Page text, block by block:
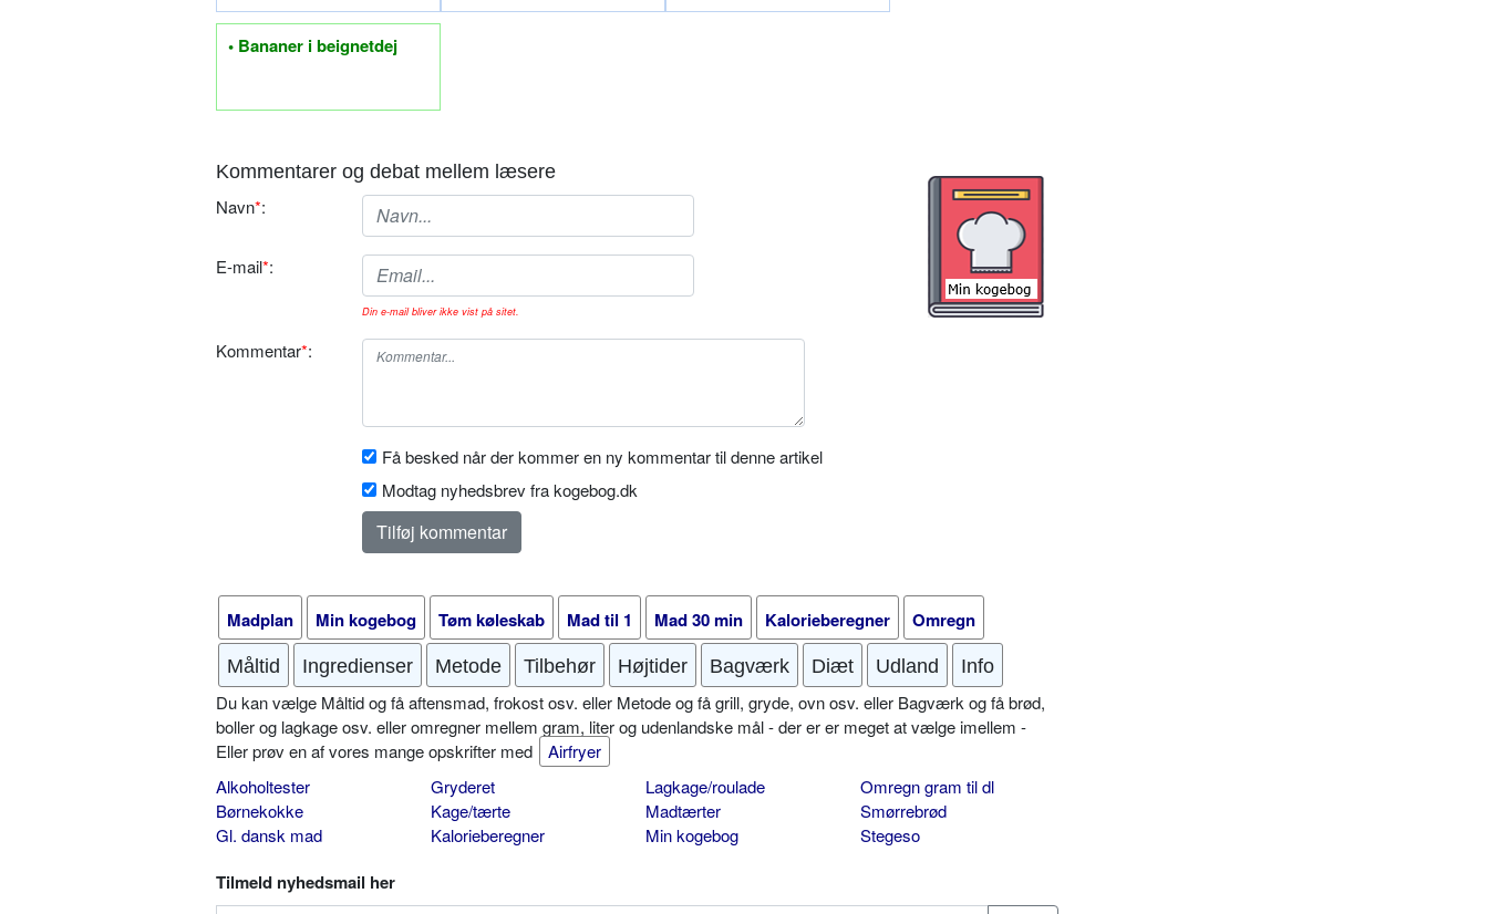
• Bananer i beignetdej
Kommentarer og debat mellem læsere
Navn*:
E-mail*:
Din e-mail bliver ikke vist på sitet.
Kommentar*:
Få besked når der kommer en ny kommentar til denne artikel
Modtag nyhedsbrev fra kogebog.dk
Madplan Min kogebog Tøm køleskab Mad til 1 Mad 30 min Kalorieberegner Omregn
Måltid Ingredienser Metode Tilbehør Højtider Bagværk Diæt Udland Info
Du kan vælge Måltid og få aftensmad, frokost osv. eller Metode og få grill, gryde, ovn osv. eller Bagværk og få brød,
boller og lagkage osv. eller omregner mellem gram, liter og udenlandske mål - der er er meget at vælge imellem -
Eller prøv en af vores mange opskrifter med
Airfryer
Alkoholtester
Børnekokke
Gl. dansk mad
Gryderet
Kage/tærte
Kalorieberegner
Lagkage/roulade
Madtærter
Min kogebog
Omregn gram til dl
Smørrebrød
Stegeso
Tilmeld nyhedsmail her